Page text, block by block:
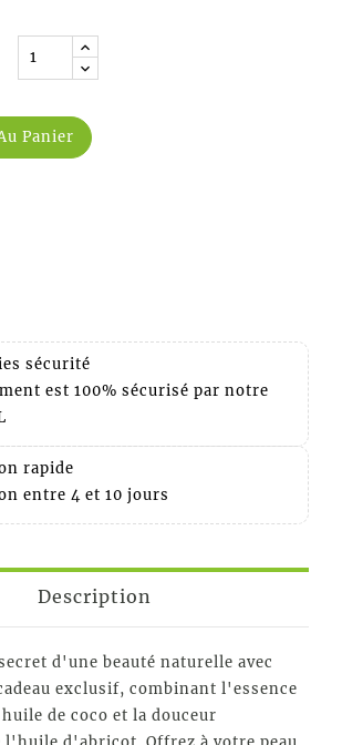
Panier
sécurité
est 100% sécurisé par notre
rapide
entre 4 et 10 jours
Description
d'une beauté naturelle avec
exclusif, combinant l'essence
de coco et la douceur